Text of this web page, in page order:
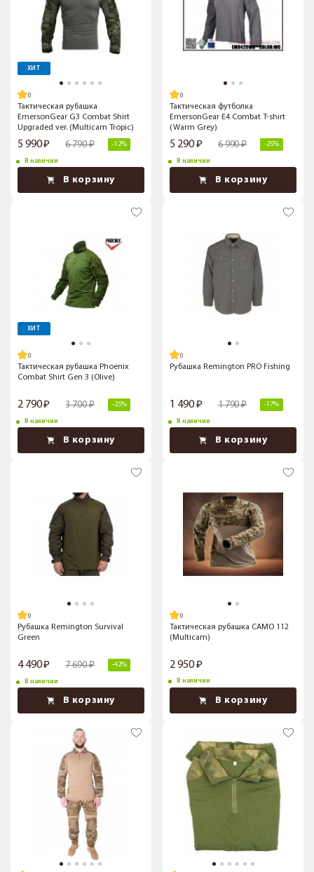
ХИТ
Тактическая рубашка
EmersonGear G3 Combat Shirt
Upgraded ver. (Multicam Tropic)
5 990 6 790 -12%
В наличии
В корзину
Тактическая футболка
EmersonGear E4 Combat T-shirt
(Warm Grey)
5 290 6 990 -25%
В наличии
В корзину
ХИТ
Тактическая рубашка Phoenix
Combat Shirt Gen 3 (Olive)
2 790 3 700 -25%
В наличии
В корзину
Рубашка Remington PRO Fishing
1 490 1 790 -17%
В наличии
В корзину
Рубашка Remington Survival
Green
4 490 7 690 -42%
В наличии
В корзину
Тактическая рубашка CAMO 112
(Multicam)
2 950
В наличии
В корзину